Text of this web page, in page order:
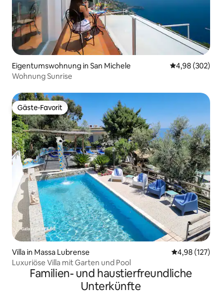
Eigentumswohnung in San Michele
4,98 (302)
Wohnung Sunrise
Gäste-Favorit
Gäste-Favorit
Villa in Massa Lubrense
4,98 (127)
Luxuriöse Villa mit Garten und Pool
Familien- und haustierfreundliche
Unterkünfte